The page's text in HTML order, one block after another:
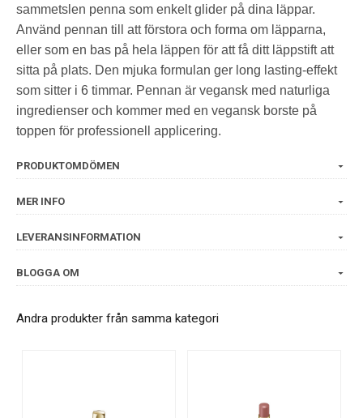
sammetslen penna som enkelt glider på dina läppar.
Använd pennan till att förstora och forma om läpparna,
eller som en bas på hela läppen för att få ditt läppstift att
sitta på plats. Den mjuka formulan ger long lasting-effekt
som sitter i 6 timmar. Pennan är vegansk med naturliga
ingredienser och kommer med en vegansk borste på
toppen för professionell applicering.
PRODUKTOMDÖMEN
MER INFO
LEVERANSINFORMATION
BLOGGA OM
Andra produkter från samma kategori